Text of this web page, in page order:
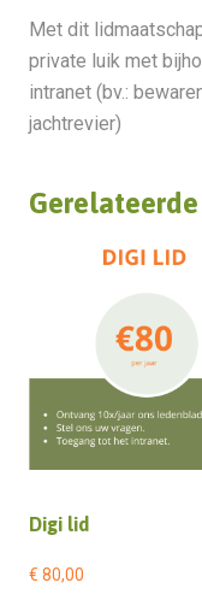
Met dit
private luik met
intranet (bv.:
jachtrevier)
Digi lid
€ 80,00